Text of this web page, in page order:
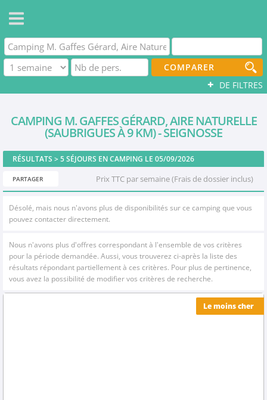
COMPARER
+ DE FILTRES
CAMPING M. GAFFES GÉRARD, AIRE NATURELLE
(SAUBRIGUES À 9 KM) - SEIGNOSSE
RÉSULTATS >5SÉJOURS EN CAMPING LE 05/09/2026
PARTAGER Prix TTC par semaine (Frais de dossier inclus)
Désolé, mais nous n'avons plus de disponibilités sur ce camping que vous
pouvez contacter directement.
Nous n'avons plus d'offres correspondant à l'ensemble de vos critères
pour la période demandée. Aussi, vous trouverez ci-après la liste des
résultats répondant partiellement à ces critères. Pour plus de pertinence,
vous avez la possibilité de modifier vos critères de recherche.
Le moins cher